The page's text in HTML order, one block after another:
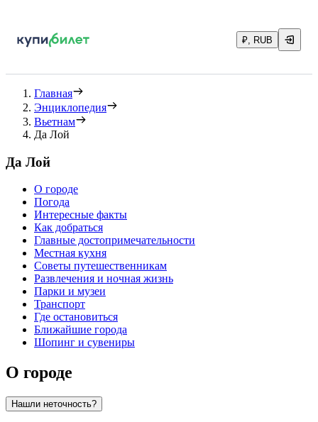
₽, RUB
Главная
Энциклопедия
Вьетнам
Да Лой
Да Лой
О городе
Погода
Интересные факты
Как добраться
Главные достопримечательности
Местная кухня
Советы путешественникам
Развлечения и ночная жизнь
Парки и музеи
Транспорт
Где остановиться
Ближайшие города
Шопинг и сувениры
О городе
Нашли неточность?